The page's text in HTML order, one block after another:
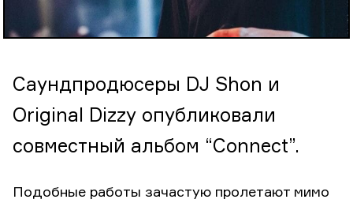
Саундпродюсеры DJ Shon и
Original Dizzy опубликовали
совместный альбом “Connect”.
Подобные работы зачастую пролетают мимо